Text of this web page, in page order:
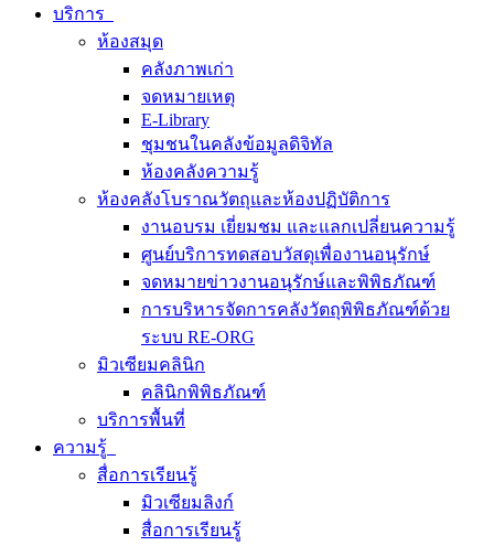
บริการ
ห้องสมุด
คลังภาพเก่า
จดหมายเหตุ
E-Library
ชุมชนในคลังข้อมูลดิจิทัล
ห้องคลังความรู้
ห้องคลังโบราณวัตถุและห้องปฏิบัติการ
งานอบรม เยี่ยมชม และแลกเปลี่ยนความรู้
ศูนย์บริการทดสอบวัสดุเพื่องานอนุรักษ์
จดหมายข่าวงานอนุรักษ์และพิพิธภัณฑ์
การบริหารจัดการคลังวัตถุพิพิธภัณฑ์ด้วย
ระบบ RE-ORG
มิวเซียมคลินิก
คลินิกพิพิธภัณฑ์
บริการพื้นที่
ความรู้
สื่อการเรียนรู้
มิวเซียมลิงก์
สื่อการเรียนรู้